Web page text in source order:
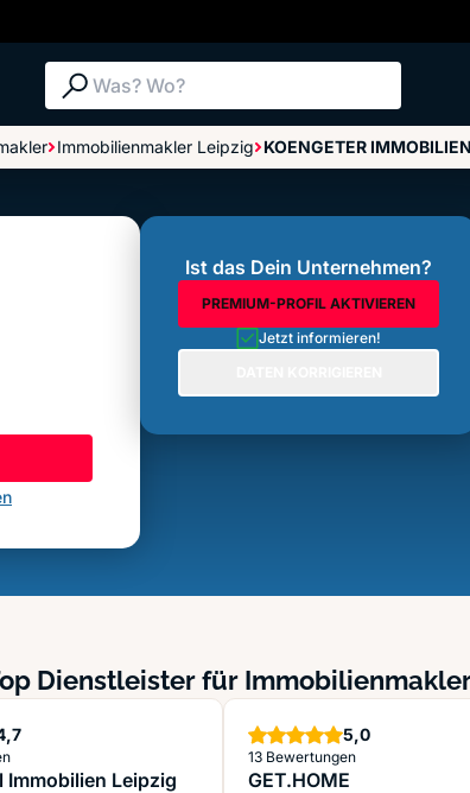
Suche: Was? Wo?
Immobilienmakler Leipzig KOENGETER IMMOBILIEN
Ist das Dein Unternehmen?
PREMIUM-PROFIL AKTIVIEREN
Jetzt informieren!
Dienstleister für
Sterne
Immobilien Leipzig
5,0Sterne
13 Bewertungen
GET.HOME